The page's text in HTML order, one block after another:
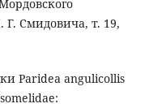
Смидовича, т. 19,
Paridea angulicollis